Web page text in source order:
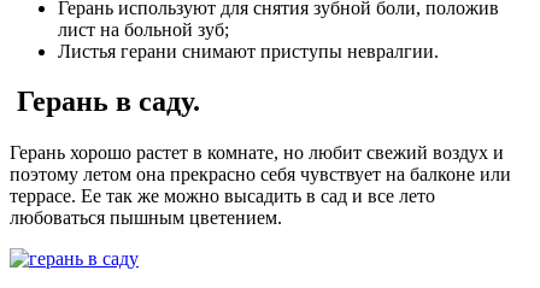
Герань используют для снятия зубной боли, положив
лист на больной зуб;
Листья герани снимают приступы невралгии.
Герань в саду.
Герань хорошо растет в комнате, но любит свежий воздух и
поэтому летом она прекрасно себя чувствует на балконе или
террасе. Ее так же можно высадить в сад и все лето
любоваться пышным цветением.